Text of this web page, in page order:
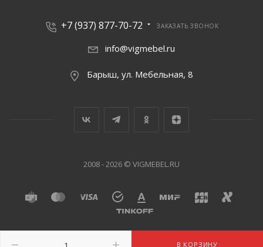
В КОРЗИНУ
+7 (937) 877-70-72 ЗАКАЗАТЬ ЗВОНОК
info@vigmebel.ru
Барыш, ул. Мебельная, 8
2008 - 2026 © VIGMEBEL.RU